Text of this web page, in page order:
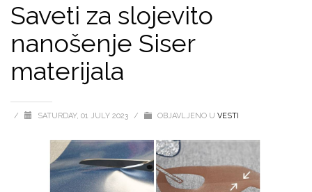
Saveti za slojevito
nanošenje Siser
materijala
/ SATURDAY, 01 JULY 2023 / OBJAVLJENO U VESTI